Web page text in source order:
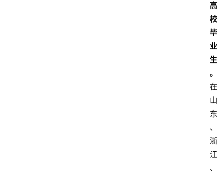
高
校
毕
业
生
。
在
山
东
、
浙
江
、